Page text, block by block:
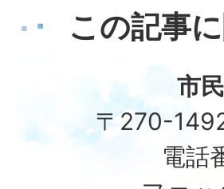
この記事
市
〒270-
電話